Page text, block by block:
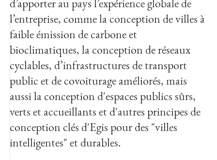
d’apporter au pays l’expérience globale de
l’entreprise, comme la conception de villes à
faible émission de carbone et
bioclimatiques, la conception de réseaux
cyclables, d’infrastructures de transport
public et de covoiturage améliorés, mais
aussi la conception d'espaces publics sûrs,
verts et accueillants et d'autres principes de
conception clés d'Egis pour des "villes
intelligentes" et durables.
d'optimiser ceux qui répondront le mieux
aux besoins de la population. Cela nous
permettra également de faire face au
changement climatique, d'améliorer les
projets de transports en commun, les
services intelligents et les services publics.
Florence Verzelen
Vice Présidente Executive pôles
Industrie, Marketing et
Développement Durable de
Karim Bensiam
Associé-Gérant de B4